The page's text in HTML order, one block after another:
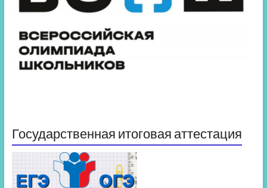
Государственная итоговая аттестация